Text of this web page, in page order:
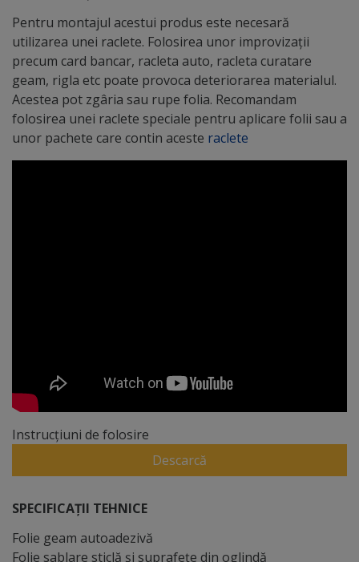
Pentru montajul acestui produs este necesară
utilizarea unei raclete. Folosirea unor improvizații
precum card bancar, racleta auto, racleta curatare
geam, rigla etc poate provoca deteriorarea materialul.
Acestea pot zgâria sau rupe folia. Recomandam
folosirea unei raclete speciale pentru aplicare folii sau a
unor pachete care contin aceste raclete
Instrucțiuni de folosire
Descarcă
SPECIFICAȚII TEHNICE
Folie geam autoadezivă
Folie sablare sticlă şi suprafeţe din oglindă